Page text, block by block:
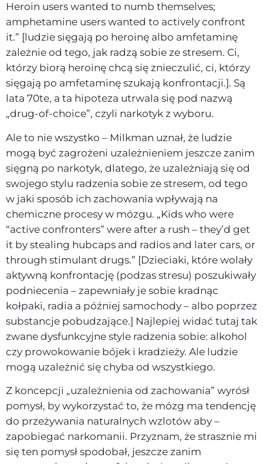
Heroin users wanted to numb themselves;
amphetamine users wanted to actively confront
it.” [ludzie sięgają po heroinę albo amfetaminę
zależnie od tego, jak radzą sobie ze stresem. Ci,
którzy biorą heroinę chcą się znieczulić, ci, którzy
sięgają po amfetaminę szukają konfrontacji.]. Są
lata 70te, a ta hipoteza utrwala się pod nazwą
„drug-of-choice”, czyli narkotyk z wyboru.
Ale to nie wszystko – Milkman uznał, że ludzie
mogą być zagrożeni uzależnieniem jeszcze zanim
sięgną po narkotyk, dlatego, że uzależniają się od
swojego stylu radzenia sobie ze stresem, od tego
w jaki sposób ich zachowania wpływają na
chemiczne procesy w mózgu. „Kids who were
“active confronters” were after a rush – they’d get
it by stealing hubcaps and radios and later cars, or
through stimulant drugs.” [Dzieciaki, które wolały
aktywną konfrontację (podzas stresu) poszukiwały
podniecenia – zapewniały je sobie kradnąc
kołpaki, radia a później samochody – albo poprzez
substancje pobudzające.] Najlepiej widać tutaj tak
zwane dysfunkcyjne style radzenia sobie: alkohol
czy prowokowanie bójek i kradzieży. Ale ludzie
mogą uzależnić się chyba od wszystkiego.
Z koncepcji „uzależnienia od zachowania” wyrósł
pomysł, by wykorzystać to, że mózg ma tendencję
do przeżywania naturalnych wzlotów aby –
zapobiegać narkomanii. Przyznam, że strasznie mi
się ten pomysł spodobał, jeszcze zanim